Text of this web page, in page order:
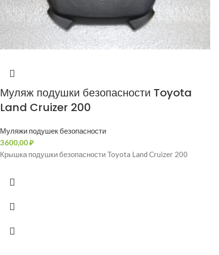
Муляж подушки безопасности Toyota
Land Cruizer 200
Муляжи подушек безопасности
3600,00₽
Крышка подушки безопасности Toyota Land Cruizer 200